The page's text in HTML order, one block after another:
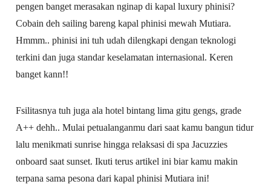
pengen banget merasakan nginap di kapal luxury phinisi?
Cobain deh sailing bareng kapal phinisi mewah Mutiara.
Hmmm.. phinisi ini tuh udah dilengkapi dengan teknologi
terkini dan juga standar keselamatan internasional. Keren
banget kann!!
Fsilitasnya tuh juga ala hotel bintang lima gitu gengs, grade
A++ dehh.. Mulai petualanganmu dari saat kamu bangun tidur
lalu menikmati sunrise hingga relaksasi di spa Jacuzzies
onboard saat sunset. Ikuti terus artikel ini biar kamu makin
terpana sama pesona dari kapal phinisi Mutiara ini!